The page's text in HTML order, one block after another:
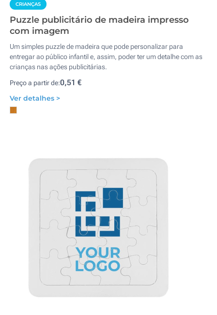
CRIANÇAS
Puzzle publicitário de madeira impresso
com imagem
Um simples puzzle de madeira que pode personalizar para
entregar ao público infantil e, assim, poder ter um detalhe com as
crianças nas ações publicitárias.
Preço a partir de:0,51 €
Ver detalhes >